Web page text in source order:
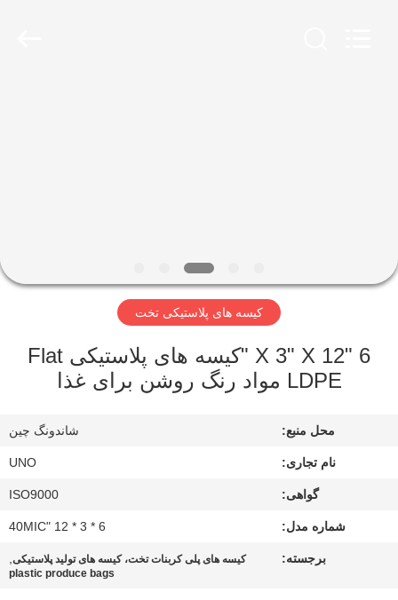
تور
کنترل
تماس
کیسه های پلاستیکی تخت
6 "X 3" X 12 "کیسه های پلاستیکی Flat
LDPE مواد رنگ روشن برای غذا
محل منبع: شاندونگ چین
نام تجاری: UNO
گواهی: ISO9000
شماره مدل: 6 * 3 * 12 "40MIC
برجسته: کیسه های پلی کربنات تخت، کیسه های تولید پلاستیکی,
plastic produce bags